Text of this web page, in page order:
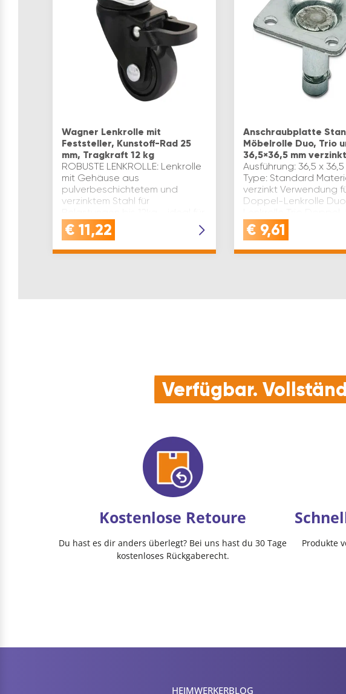
Wagner Lenkrolle mit
Feststeller, Kunstoff-Rad 25
mm, Tragkraft 12 kg
ROBUSTE LENKROLLE: Lenkrolle
mit Gehäuse aus
pulverbeschichtetem und
verzinktem Stahl für
kleine Geräte und
MöbelHOCHWERTIG: Möbel
€ 11,22
Anschraubplatte
Möbelrolle Duo, Trio
36,5×36,5 mm verzinkt
Ausführung: 36,5 x 36,5
Type: Standard
verzinkt Verwendung
Doppel-Lenkrolle Duo
Mini Produktart:
Anschraubplatte
€ 9,61
Verfügbar.
Kostenlose Retoure
Du hast es dir anders überlegt? Bei uns hast du 30 Tage
kostenloses Rückgaberecht.
Produkte
HEIMWERKER­BLOG